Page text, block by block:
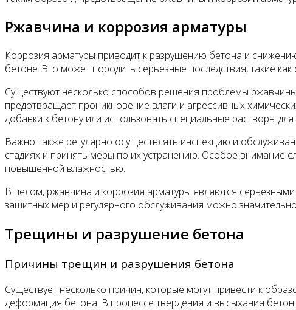
Ржавчина и коррозия арматуры
Коррозия арматуры приводит к разрушению бетона и
бетоне. Это может породить серьезные последствия, такие
Существуют несколько способов решения проблемы
предотвращает проникновение влаги и агрессивных
добавки к бетону или использовать специальные растворы
Важно также регулярно осуществлять инспекцию и
стадиях и принять меры по их устранению. Особое внимание
повышенной влажностью.
В целом, ржавчина и коррозия арматуры являются
защитных мер и регулярного обслуживания можно
Трещины и разрушение бетона
Причины трещин и разрушения бетона
Существует несколько причин, которые могут привести к
деформация бетона. В процессе твердения и высыхания